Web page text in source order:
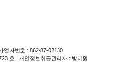
자번호 : 862-87-02130
호 개인정보취급관리자 : 방지원